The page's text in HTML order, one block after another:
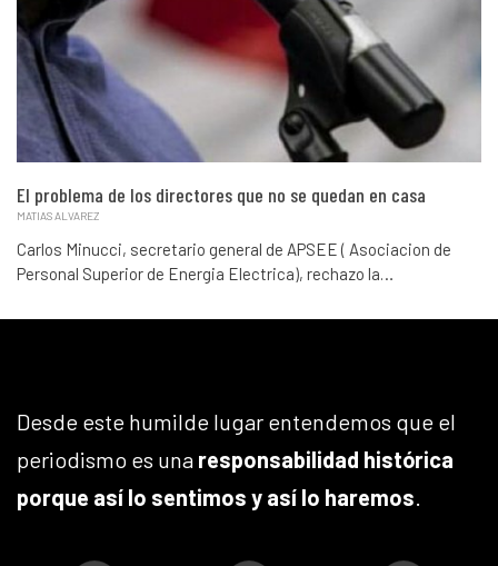
El problema de los directores que no se quedan en casa
MATIAS ALVAREZ
Carlos Minucci, secretario general de APSEE ( Asociacion de
Personal Superior de Energia Electrica), rechazo la…
Desde este humilde lugar entendemos que el
periodismo es una responsabilidad histórica
porque así lo sentimos y así lo haremos.